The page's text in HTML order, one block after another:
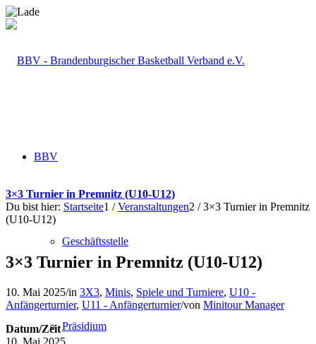
BBV
Geschäftsstelle
Präsidium
3×3 Turnier in Premnitz (U10-U12)
Du bist hier: Startseite1 / Veranstaltungen2 / 3×3 Turnier in Premnitz
(U10-U12)
3×3 Turnier in Premnitz (U10-U12)
10. Mai 2025/in 3X3, Minis, Spiele und Turniere, U10 -
Anfängerturnier, U11 - Anfängerturnier/von Minitour Manager
Datum/Zeit
10. Mai 2025